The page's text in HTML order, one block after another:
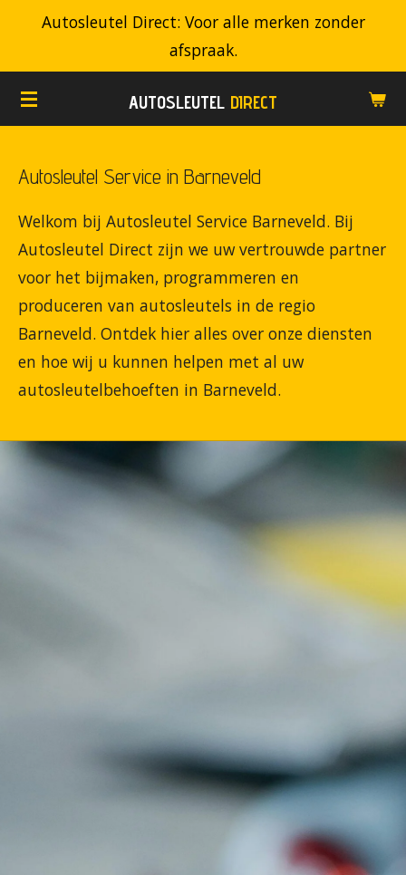
de
AUTOSLEUTEL DIRECT
Autosleutel Direct: Voor alle merken zonder
afspraak.
Autosleutel Service in Barneveld
Welkom bij Autosleutel Service Barneveld. Bij
Autosleutel Direct zijn we uw vertrouwde partner
voor het bijmaken, programmeren en
produceren van autosleutels in de regio
Barneveld. Ontdek hier alles over onze diensten
en hoe wij u kunnen helpen met al uw
autosleutelbehoeften in Barneveld.